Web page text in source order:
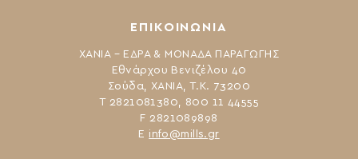
ΕΠΙΚΟΙΝΩΝΙΑ
ΧΑΝΙΑ – ΕΔΡΑ & ΜΟΝΑΔΑ ΠΑΡΑΓΩΓΗΣ
Εθνάρχου Βενιζέλου 40
Σούδα, ΧΑΝΙΑ, Τ.Κ. 73200
Τ 2821081380, 800 11 44555
F 2821089898
Ε info@mills.gr